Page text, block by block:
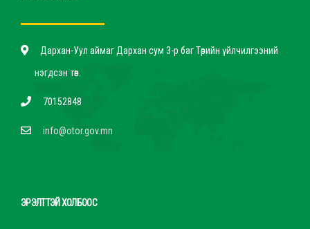
Дархан-Уул аймаг Дархан сум 3-р баг Төрийн үйлчилгээний
нэгдсэн төв.
70152848
info@otor.gov.mn
ЭРЭЛТТЭЙ ХОЛБООС